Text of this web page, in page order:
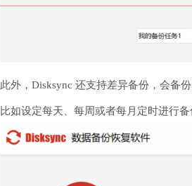
此外，Disksync 还支持差异备份，会备
比如设定每天、每周或者每月定时进行